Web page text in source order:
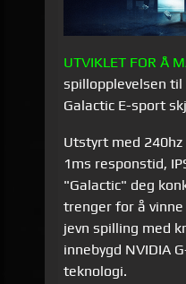
UTVIKLET FOR Å
spillopplevelsen
Galactic E-sport
Utstyrt med
1ms responstid,
"Galactic" deg
trenger for å
jevn spilling med
innebygd NVIDIA
teknologi.